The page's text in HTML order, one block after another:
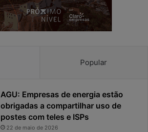
Popular
AGU: Empresas de energia estão
obrigadas a compartilhar uso de
postes com teles e ISPs
22 de maio de 2026